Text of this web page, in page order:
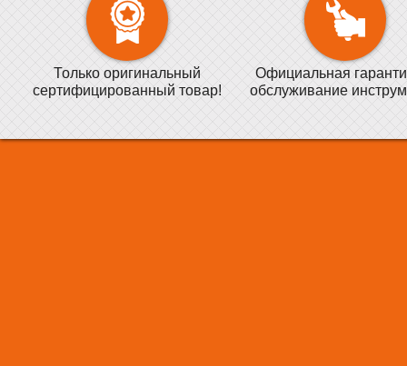
Только оригинальный
сертифицированный товар!
Официальная
обслуживание